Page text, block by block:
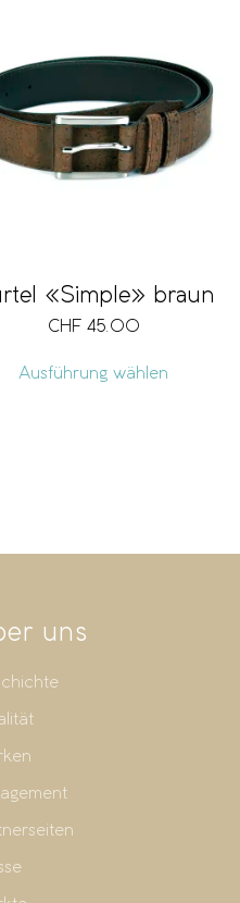
«Simple» braun
CHF 45.00
Ausführung wählen
uns